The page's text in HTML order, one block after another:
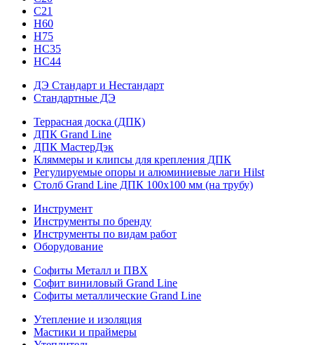
С21
H60
H75
HС35
НС44
ДЭ Стандарт и Нестандарт
Стандартные ДЭ
Террасная доска (ДПК)
ДПК Grand Line
ДПК МастерДэк
Кляммеры и клипсы для крепления ДПК
Регулируемые опоры и алюминиевые лаги Hilst
Столб Grand Line ДПК 100х100 мм (на трубу)
Инструмент
Инструменты по бренду
Инструменты по видам работ
Оборудование
Софиты Металл и ПВХ
Софит виниловый Grand Line
Софиты металлические Grand Line
Утепление и изоляция
Мастики и праймеры